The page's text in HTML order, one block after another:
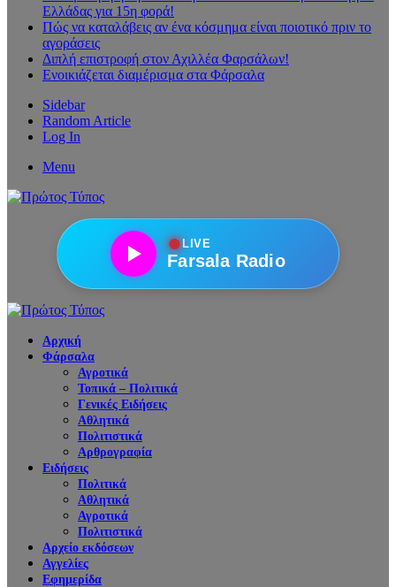
Ελλάδας για 15η φορά!
Πώς να καταλάβεις αν ένα κόσμημα είναι ποιοτικό πριν το
αγοράσεις
Διπλή επιστροφή στον Αχιλλέα Φαρσάλων!
Ενοικιάζεται διαμέρισμα στα Φάρσαλα
Sidebar
Random Article
Log In
Menu
●LIVE
Farsala Radio
Αρχική
Φάρσαλα
Αγροτικά
Τοπικά – Πολιτικά
Γενικές Ειδήσεις
Αθλητικά
Πολιτιστικά
Αρθρογραφία
Ειδήσεις
Πολιτικά
Αθλητικά
Αγροτικά
Πολιτιστικά
Αρχείο εκδόσεων
Αγγελίες
Εφημερίδα